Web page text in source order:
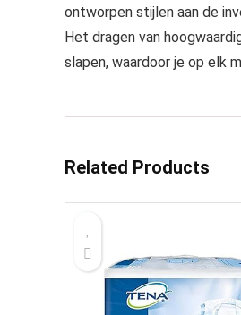
ontworpen stijlen aan de
Het dragen van
slapen, waardoor je op elk
Related Products